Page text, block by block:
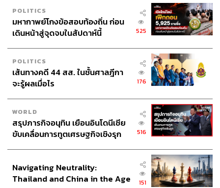
งานวิจัยจากมหาวิทยาลัย BYU (Brigham Young University)
ยังชี้ว่าผู้ที่มีความสัมพันธ์ทางสังคมที่แน่นแฟ้น มีความเสี่ยง
เสียชีวิตต่ำกว่าผู้ที่มีความสัมพันธ์สังคมอ่อนแอถึง 50% ผล
ของความสัมพันธ์ที่ดีต่อสุขภาพเทียบเท่ากับการเลิกสูบบุหรี่
และยังดีกว่าการออกกำลังกายเพียงอย่างเดียว
ผมเชื่อว่าการใช้เวลาเพิ่มความสัมพันธ์กับธรรมชาติและ
มนุษย์ไม่ได้แก้ทุกปัญหา แต่ช่วยให้จิตใจเบาขึ้น และพร้อม
รับมือความท้าทายใหม่ ๆ ครับ
ฝึก “การขอบคุณ” (Gratitude)
“การขอบคุณ” เป็นพลังเล็ก ๆ ที่สร้างการเปลี่ยนแปลงได้ งาน
วิจัยยืนยันว่าการขอบคุณช่วยลดฮอร์โมนความเครียด
(Cortisol) เพิ่มสารเอ็นโดรฟิน และเสริมสร้างสุขภาพจิตให้
POLITICS
มหากาพย์โกงข้อสอบท้องถิ่น ก่อน
เดินหน้าสู่จุดจบในสัปดาห์นี้
525
POLITICS
เส้นทางคดี 44 สส. ในชั้นศาลฎีกา
จะรู้ผลเมื่อไร
176
WORLD
สรุปภารกิจอนุทิน เยือนอินโดนีเซีย
ขับเคลื่อนการทูตเศรษฐกิจเชิงรุก
516
Navigating Neutrality:
Thailand and China in the Age
151